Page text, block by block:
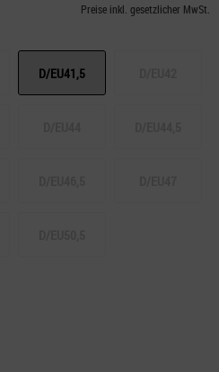
Preise inkl. gesetzlicher MwSt.
D/EU41,5